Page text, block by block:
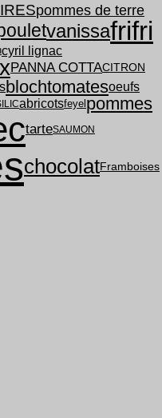
pommes de terre
vanissafrifri
cyril lignac
PANNA COTTACITRON
blochtomatesoeufs
abricotsfeyelpommes
tarteSAUMON
chocolatFramboises